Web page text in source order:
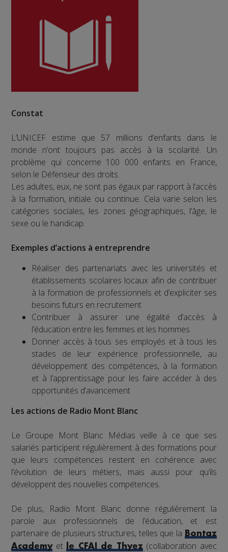
Constat
L’UNICEF estime que 57 millions d’enfants dans le
monde n’ont toujours pas accès à la scolarité. Un
problème qui concerne 100 000 enfants en France,
selon le Défenseur des droits.
Les adultes, eux, ne sont pas égaux par rapport à l’accès
à la formation, initiale ou continue. Cela varie selon les
catégories sociales, les zones géographiques, l’âge, le
sexe ou le handicap.
Exemples d’actions à entreprendre
Réaliser des partenariats avec les universités et
établissements scolaires locaux afin de contribuer
à la formation de professionnels et d’expliciter ses
besoins futurs en recrutement
Contribuer à assurer une égalité d’accès à
l’éducation entre les femmes et les hommes
Donner accès à tous ses employés et à tous les
stades de leur expérience professionnelle, au
développement des compétences, à la formation
et à l’apprentissage pour les faire accéder à des
opportunités d’avancement
Les actions de Radio Mont Blanc
Le Groupe Mont Blanc Médias veille à ce que ses
salariés participent régulièrement à des formations pour
que leurs compétences restent en cohérence avec
l’évolution de leurs métiers, mais aussi pour qu’ils
développent des nouvelles compétences.
De plus, Radio Mont Blanc donne régulièrement la
parole aux professionnels de l’éducation, et est
partenaire de plusieurs structures, telles que la
Bontaz
Academyet le CFAI de Thyez(collaboration avec